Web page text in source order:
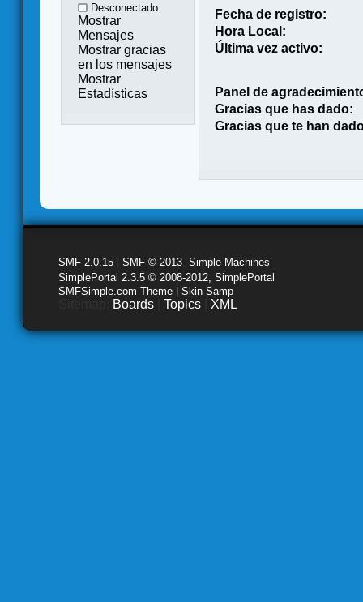
Desconectado
Mostrar
Mensajes
Mostrar gracias
en los mensajes
Mostrar
Estadísticas
Fecha de registro:
Hora Local:
Última vez activo:
Panel de
Gracias que has dado:
Gracias que te han
SMF 2.0.15 SMF © 2013 Simple Machines
SimplePortal 2.3.5 © 2008-2012, SimplePortal
SMFSimple.com Theme | Skin Samp
Boards Topics XML